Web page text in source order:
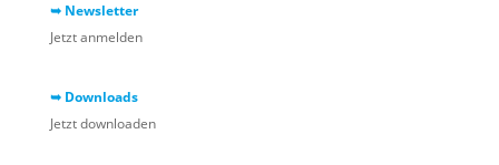
➥ Newsletter
Jetzt anmelden
➥ Downloads
Jetzt downloaden